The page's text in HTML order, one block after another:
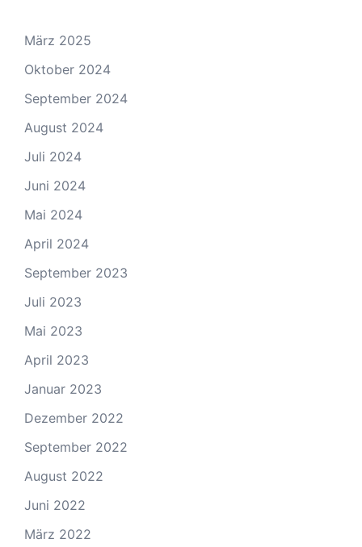
März 2025
Oktober 2024
September 2024
August 2024
Juli 2024
Juni 2024
Mai 2024
April 2024
September 2023
Juli 2023
Mai 2023
April 2023
Januar 2023
Dezember 2022
September 2022
August 2022
Juni 2022
März 2022